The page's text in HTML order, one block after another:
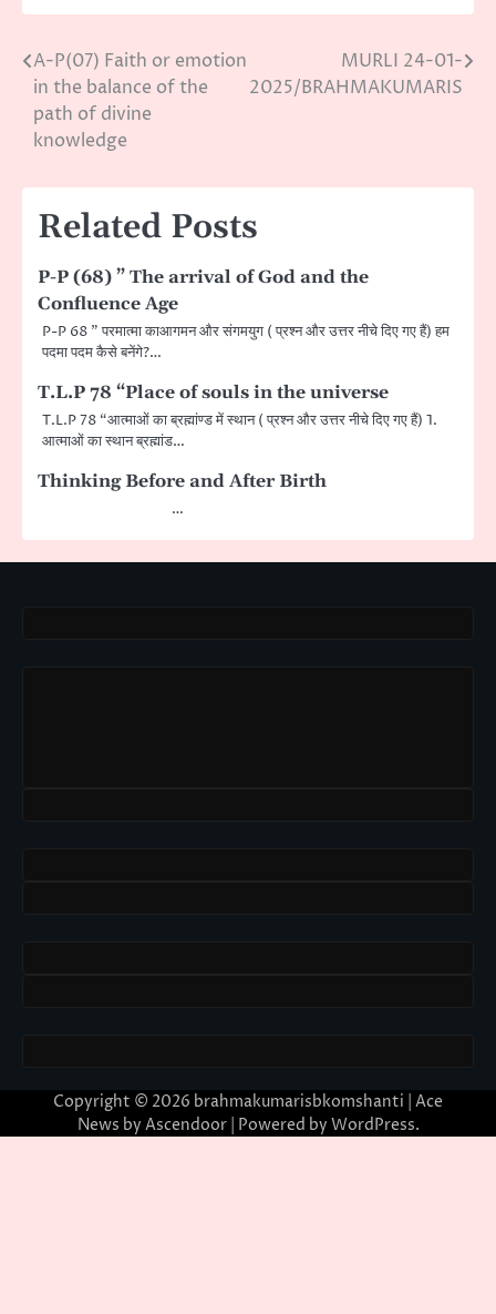
Post
navigation
A-P(07) Faith or emotion
in the balance of the
path of divine
knowledge
MURLI 24-01-
2025/BRAHMAKUMARIS
Related Posts
P-P (68) ” The arrival of God and the
Confluence Age
P-P 68 ” परमात्मा काआगमन और संगमयुग ( प्रश्न और उत्तर नीचे दिए गए हैं) हम
पदमा पदम कैसे बनेंगे?…
T.L.P 78 “Place of souls in the universe
T.L.P 78 “आत्माओं का ब्रह्मांण्ड में स्थान ( प्रश्न और उत्तर नीचे दिए गए हैं) 1.
आत्माओं का स्थान ब्रह्मांड…
Thinking Before and After Birth
…
Copyright © 2026 brahmakumarisbkomshanti | Ace
News by Ascendoor| Powered by WordPress.